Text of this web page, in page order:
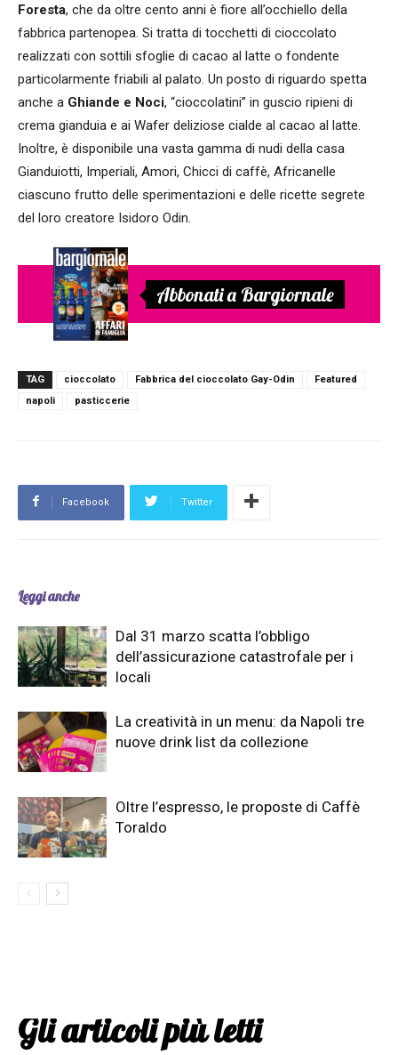
Foresta, che da oltre cento anni è fiore all’occhiello della
fabbrica partenopea. Si tratta di tocchetti di cioccolato
realizzati con sottili sfoglie di cacao al latte o fondente
particolarmente friabili al palato. Un posto di riguardo spetta
anche a Ghiande e Noci, “cioccolatini” in guscio ripieni di
crema gianduia e ai Wafer deliziose cialde al cacao al latte.
Inoltre, è disponibile una vasta gamma di nudi della casa
Gianduiotti, Imperiali, Amori, Chicci di caffè, Africanelle
ciascuno frutto delle sperimentazioni e delle ricette segrete
del loro creatore Isidoro Odin.
Abbonati a Bargiornale
TAG cioccolato Fabbrica del cioccolato Gay-Odin
Featured
napoli
pasticcerie
Facebook Twitter
Leggi anche
Dal 31 marzo scatta l’obbligo
dell’assicurazione catastrofale per i
locali
La creatività in un menu: da Napoli tre
nuove drink list da collezione
Oltre l’espresso, le proposte di Caffè
Toraldo
Gli articoli più letti